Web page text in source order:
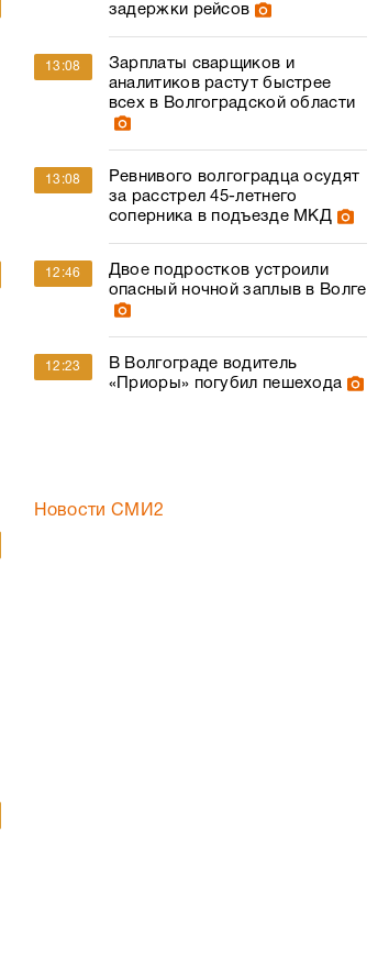
задержки рейсов
13:08
Зарплаты сварщиков и
аналитиков растут быстрее
всех в Волгоградской области
13:08
Ревнивого волгоградца осудят
за расстрел 45-летнего
соперника в подъезде МКД
12:46
Двое подростков устроили
опасный ночной заплыв в Волге
12:23
В Волгограде водитель
«Приоры» погубил пешехода
Новости СМИ2